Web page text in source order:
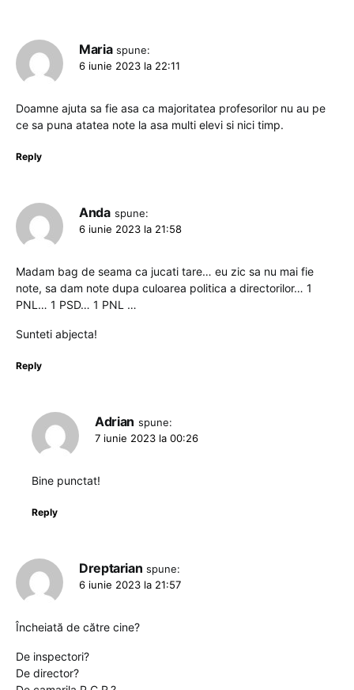
Maria spune:
6 iunie 2023 la 22:11
Doamne ajuta sa fie asa ca majoritatea profesorilor nu au pe
ce sa puna atatea note la asa multi elevi si nici timp.
Reply
Anda spune:
6 iunie 2023 la 21:58
Madam bag de seama ca jucati tare… eu zic sa nu mai fie
note, sa dam note dupa culoarea politica a directorilor… 1
PNL… 1 PSD… 1 PNL …
Sunteti abjecta!
Reply
Adrian spune:
7 iunie 2023 la 00:26
Bine punctat!
Reply
Dreptarian spune:
6 iunie 2023 la 21:57
Încheiată de către cine?
De inspectori?
De director?